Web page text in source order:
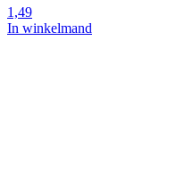
1,49
In winkelmand